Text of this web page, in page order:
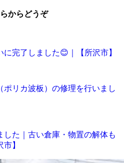
からどうぞ
完了しました😊｜【所沢市】
ポリカ波板）の修理を行いまし
した｜古い倉庫・物置の解体も
】